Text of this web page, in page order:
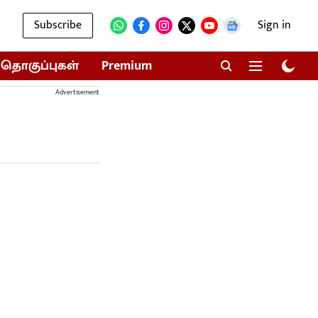
Subscribe Sign in
தொகுப்புகள் Premium
Advertisement